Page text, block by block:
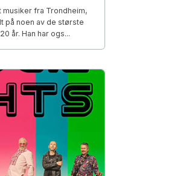
fra Trondheim,
på noen av de største
år. Han har ogs...